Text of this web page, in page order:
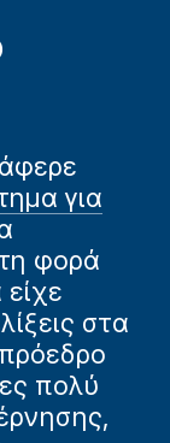
για
φορά
στα
πολύ